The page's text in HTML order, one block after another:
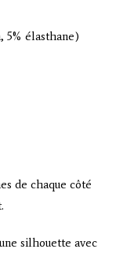
5% élasthane)
de chaque côté
silhouette avec